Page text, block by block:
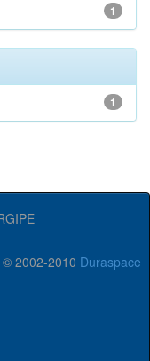
1
1
2002-2010 Duraspace